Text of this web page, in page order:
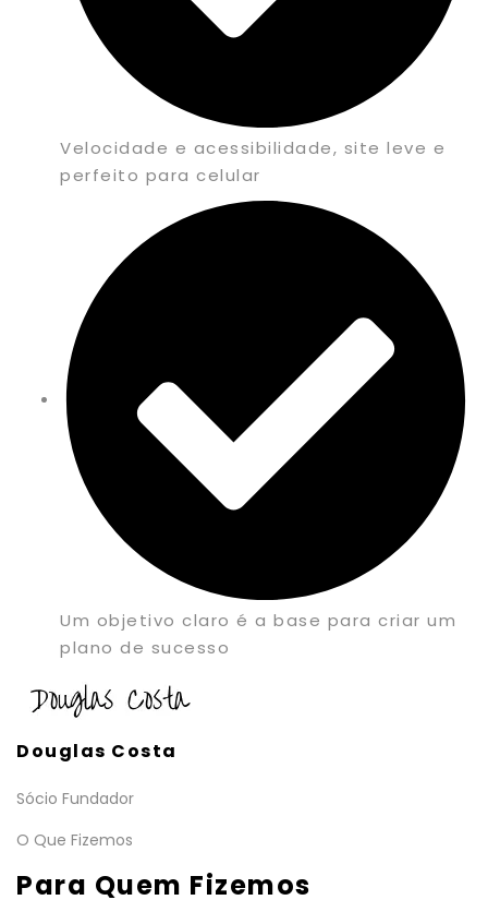
Velocidade e acessibilidade, site leve e
perfeito para celular
Um objetivo claro é a base para criar um
plano de sucesso
Douglas Costa
Sócio Fundador
O Que Fizemos
Para Quem Fizemos